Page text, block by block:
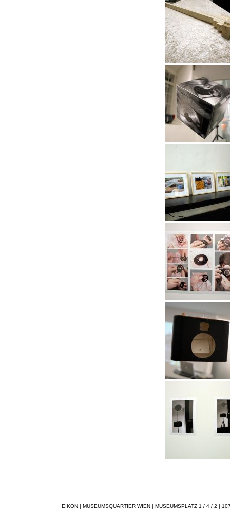
EIKON | MUSEUMSQUARTIER WIEN | MUSEUMSPLATZ 1 / 4 / 2 |